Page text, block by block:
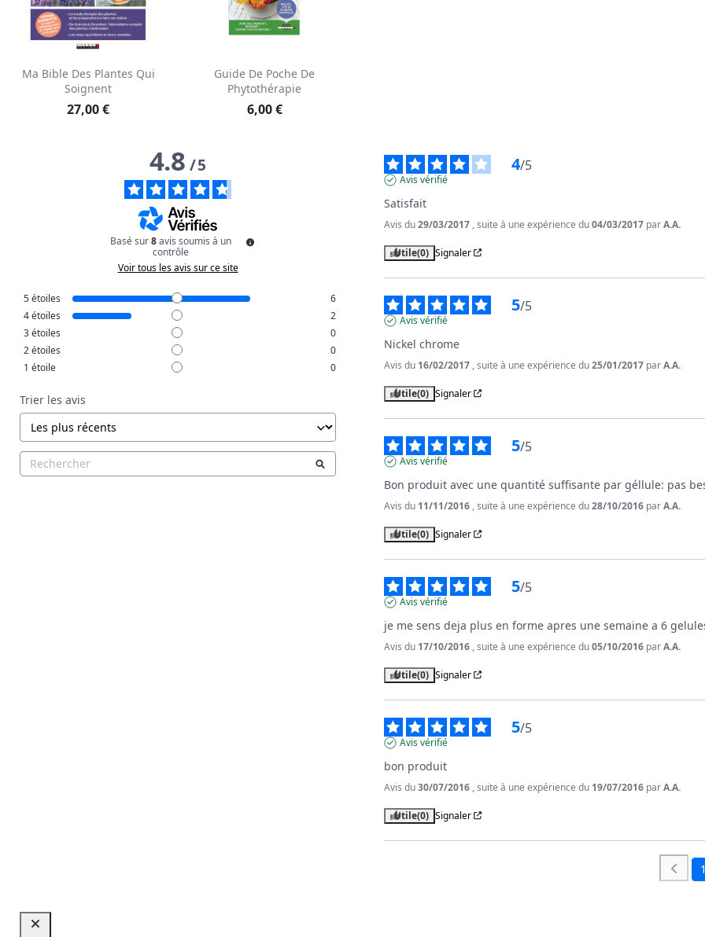
Aperçu rapide
Ma Bible Des Plantes Qui
Soignent
27,00 €
Aperçu rapide
Guide De Poche De
Phytothérapie
6,00 €
4.8/5
Basé sur8avis soumis à un
contrôle
Voir tous les avis sur ce site
5étoiles
6
4étoiles
2
3étoiles
0
2étoiles
0
1 étoile 0
Trier les avis
4/5
Avis vérifié
Satisfait
Avis du29/03/2017 , suite à une expérience du04/03/2017 parA.A.
Utile(0) Signaler
5/5
Avis vérifié
Nickel chrome
Avis du 16/02/2017 , suite à une expérience du25/01/2017 parA.A.
Utile(0) Signaler
5/5
Avis vérifié
Bon produit avec une quantité suffisante par géllule: pas
Avis du 11/11/2016 , suite à une expérience du28/10/2016 parA.A.
Utile(0) Signaler
5/5
Avis vérifié
je me sens deja plus en forme apres une semaine a 6
Avis du 17/10/2016 , suite à une expérience du05/10/2016 parA.A.
Utile(0) Signaler
5/5
Avis vérifié
bon produit
Avis du30/07/2016 , suite à une expérience du 19/07/2016 parA.A.
Utile(0) Signaler
1